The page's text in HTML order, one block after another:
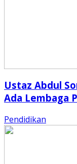
Ustaz Abdul
Ada Lembaga
Pendidikan